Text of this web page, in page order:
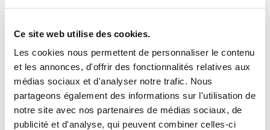
Ce site web utilise des cookies.
Les cookies nous permettent de personnaliser le contenu
et les annonces, d'offrir des fonctionnalités relatives aux
médias sociaux et d'analyser notre trafic. Nous
partageons également des informations sur l'utilisation de
notre site avec nos partenaires de médias sociaux, de
publicité et d'analyse, qui peuvent combiner celles-ci
INTERESSER